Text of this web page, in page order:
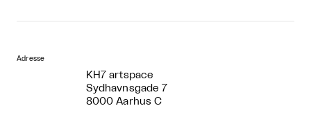
Adresse
KH7 artspace
Sydhavnsgade 7
8000 Aarhus C